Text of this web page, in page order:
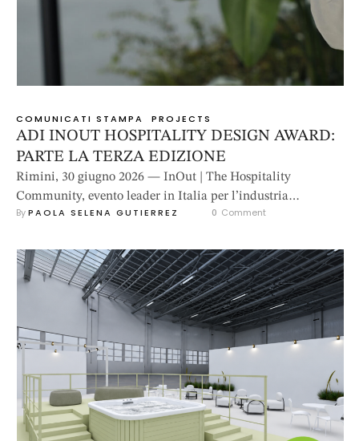
COMUNICATI STAMPA PROJECTS
ADI INOUT HOSPITALITY DESIGN AWARD:
PARTE LA TERZA EDIZIONE
Rimini, 30 giugno 2026 — InOut | The Hospitality
Community, evento leader in Italia per l’industria
dell’ospitalità, torna dal 14 al 16 ottobre 2026 al Quartiere
Experience. L’appuntamento B2B di riferimento per la
progettazione, l’arredo e l’innovazione nel settore
dell’ospitalità, che mette in contatto strutture ricettive e …
By PAOLA SELENA GUTIERREZ 0 Comment